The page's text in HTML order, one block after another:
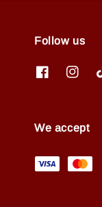
Follow us
We accept